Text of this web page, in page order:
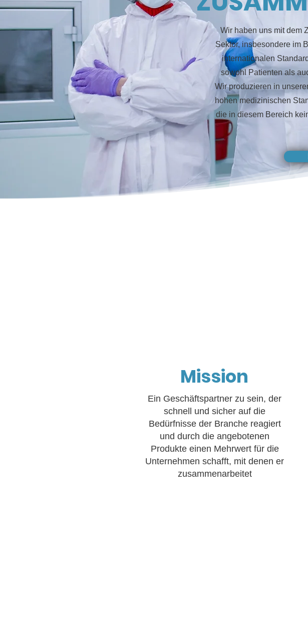
Wir haben uns mit dem
Sektor, insbesondere im
internationalen
sowohl Patienten als
Wir produzieren in
hohen medizinischen
die in diesem Bereich
Mission
Ein Geschäftspartner zu sein, der
schnell und sicher auf die
Bedürfnisse der Branche reagiert
und durch die angebotenen
Produkte einen Mehrwert für die
Unternehmen schafft, mit denen er
zusammenarbeitet